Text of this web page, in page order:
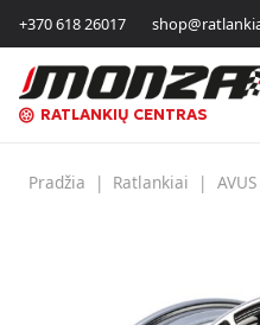
+370 618 26017
RATLANKIŲ CENTRAS
Pradžia | Ratlankiai |